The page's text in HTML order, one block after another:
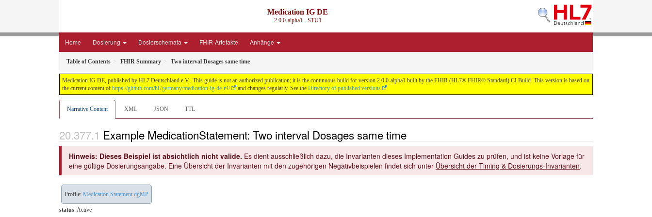
Medication IG DE
2.0.0-alpha1 - STU1
Home Dosierung Dosierschemata FHIR-Artefakte Anhänge
Table of Contents FHIR Summary Two interval Dosages same time
Medication IG DE, published by HL7 Deutschland e.V.. This guide is not an authorized publication; it is the continuous build for version 2.0.0-alpha1 built by the FHIR (HL7® FHIR® Standard) CI Build. This version is based on
the current content of https://github.com/hl7germany/medication-ig-de-r4/ and changes regularly. See the Directory of published versions
Narrative Content XML JSON TTL
Example MedicationStatement: Two interval Dosages same time
Hinweis: Dieses Beispiel ist absichtlich nicht valide. Es dient ausschließlich dazu, die Invarianten dieses Implementation Guides zu prüfen, und ist keine Vorlage für
eine gültige Dosierungsangabe. Eine Übersicht der Invarianten mit den zugehörigen Negativbeispielen findet sich unter Übersicht der Timing & Dosierungs-Invarianten.
Profile: Medication Statement dgMP
status: Active